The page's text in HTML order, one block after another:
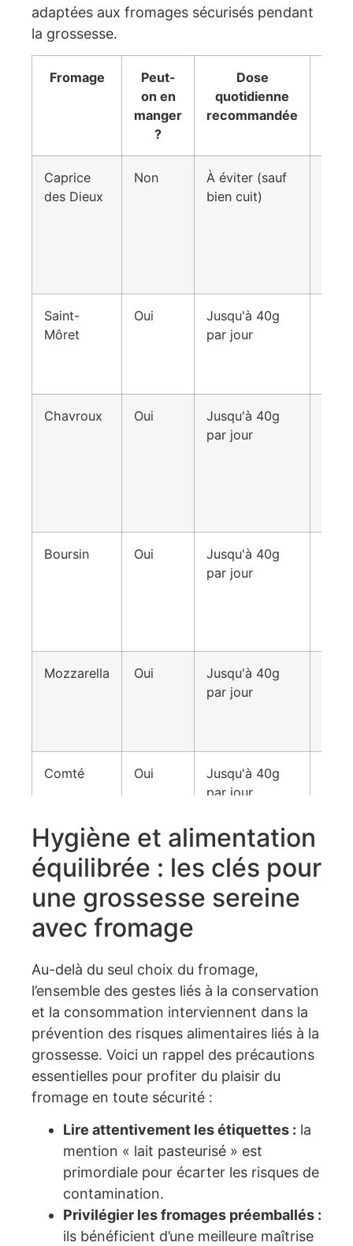
adaptées aux fromages sécurisés pendant
la grossesse.
Fromage
Peut-
on en
manger
?
Dose
quotidienne
recommandée
Caprice
des Dieux
Non
À éviter (sauf
bien cuit)
Saint-
Môret
Oui
Jusqu'à 40g
par jour
Chavroux Oui
Jusqu'à 40g
par jour
Boursin Oui
Jusqu'à 40g
par jour
Mozzarella Oui
Jusqu'à 40g
par jour
Comté Oui
Jusqu'à 40g
par jour
Hygiène et alimentation
équilibrée : les clés pour
une grossesse sereine
avec fromage
Au-delà du seul choix du fromage,
l’ensemble des gestes liés à la conservation
et la consommation interviennent dans la
prévention des risques alimentaires liés à la
grossesse. Voici un rappel des précautions
essentielles pour profiter du plaisir du
fromage en toute sécurité :
Lire attentivement les étiquettes : la
mention « lait pasteurisé » est
primordiale pour écarter les risques de
contamination.
Privilégier les fromages préemballés :
ils bénéficient d’une meilleure maîtrise